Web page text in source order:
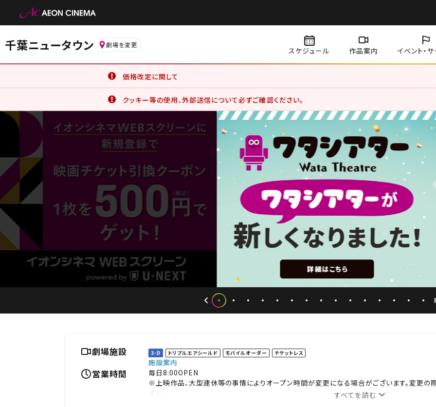
千葉ニュータウン 劇場を変更
スケジュール 作品案内 イベント・
価格改定に関して
詳細はこちら
クッキー等の使用、外部送信について必ずご確認ください。
イオンシネマ公式アプリをご利用のお客さま
公式アプリでは、サービスの利用状況分析やお客さまの体験を向上させるためにクッキー等を使用していま
クッキー等の使用に同意したことになります。詳しくは、サイトポリシーをご覧ください。
詳細はこちら
劇場施設 3-D トリプルエアシールド モバイルオーダー チケットレス
施設案内
営業時間
毎日8:00OPEN
※上映作品、大型連休等の事情によりオープン時間が変更になる場合がございます。変更
すべてを読む